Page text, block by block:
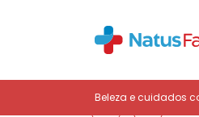
Beleza e cuidados